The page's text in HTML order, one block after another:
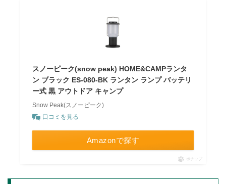
スノーピーク(snow peak) HOME&CAMPランタ
ン ブラック ES-080-BK ランタン ランプ バッテリ
ー式 黒 アウトドア キャンプ
Snow Peak(スノーピーク)
口コミを見る
Amazonで探す
ポチップ